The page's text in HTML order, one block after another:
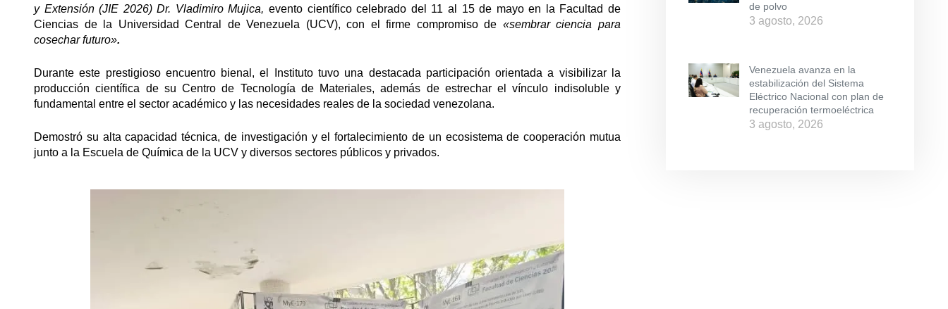
y Extensión (JIE 2026) Dr. Vladimiro Mujica, evento científico celebrado del 11 al 15 de mayo en la Facultad de
Ciencias de la Universidad Central de Venezuela (UCV), con el firme compromiso de «sembrar ciencia para
cosechar futuro».
Durante este prestigioso encuentro bienal, el Instituto tuvo una destacada participación orientada a visibilizar la
producción científica de su Centro de Tecnología de Materiales, además de estrechar el vínculo indisoluble y
fundamental entre el sector académico y las necesidades reales de la sociedad venezolana.
Demostró su alta capacidad técnica, de investigación y el fortalecimiento de un ecosistema de cooperación mutua
junto a la Escuela de Química de la UCV y diversos sectores públicos y privados.
de polvo
3 agosto, 2026
Venezuela avanza en la
estabilización del Sistema
Eléctrico Nacional con plan de
recuperación termoeléctrica
3 agosto, 2026